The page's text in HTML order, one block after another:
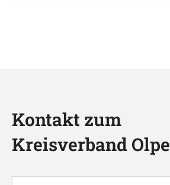
Kontakt zum
Kreisverband Olpe